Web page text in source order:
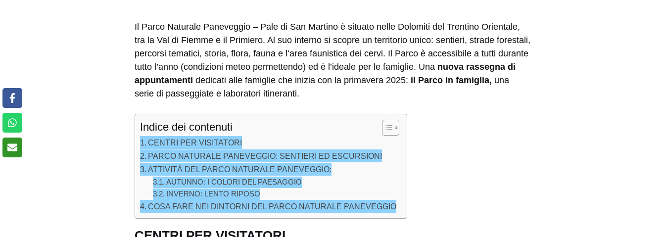
Il Parco Naturale Paneveggio – Pale di San Martino è situato nelle Dolomiti del Trentino Orientale,
tra la Val di Fiemme e il Primiero. Al suo interno si scopre un territorio unico: sentieri, strade forestali,
percorsi tematici, storia, flora, fauna e l’area faunistica dei cervi. Il Parco è accessibile a tutti durante
tutto l’anno (condizioni meteo permettendo) ed è l’ideale per le famiglie. Una nuova rassegna di
appuntamenti dedicati alle famiglie che inizia con la primavera 2025: il Parco in famiglia, una
serie di passeggiate e laboratori itineranti.
Indice dei contenuti
CENTRI PER VISITATORI
PARCO NATURALE PANEVEGGIO: SENTIERI ED ESCURSIONI
ATTIVITÀ DEL PARCO NATURALE PANEVEGGIO:
AUTUNNO: I COLORI DEL PAESAGGIO
INVERNO: LENTO RIPOSO
COSA FARE NEI DINTORNI DEL PARCO NATURALE PANEVEGGIO